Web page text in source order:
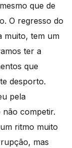
que de
O regresso do
muito, tem um
ter a
que
desporto.
pela
não competir.
ritmo muito
mas